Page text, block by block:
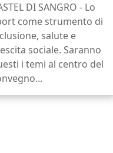
DI SANGRO - Lo
come strumento di
salute e
sociale. Saranno
i temi al centro del